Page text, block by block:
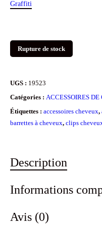
Graffiti
Rupture de stock
UGS : 19523
Catégories : ACCESSOIRES
Étiquettes : accessoires cheveux,
barrettes à cheveux, clips
Description
Informations
Avis (0)